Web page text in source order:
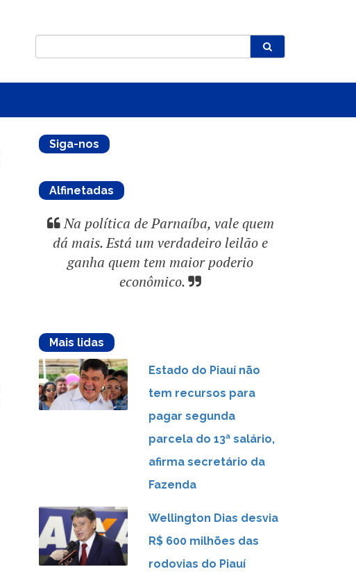
Siga-nos
Alfinetadas
Na política de Parnaíba, vale quem
dá mais. Está um verdadeiro leilão e
ganha quem tem maior poderio
econômico.
Mais lidas
Estado do Piauí não
tem recursos para
pagar segunda
parcela do 13ª salário,
afirma secretário da
Fazenda
Wellington Dias desvia
R$ 600 milhões das
rodovias do Piauí